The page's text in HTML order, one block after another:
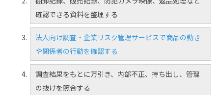
確認できる資料を整理する
法人向け調査・企業リスク管理サービスで商品の動き
や関係者の行動を確認する
調査結果をもとに万引き、内部不正、持ち出し、管理
の抜けを照合する